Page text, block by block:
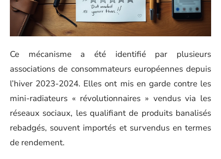
Ce mécanisme a été identifié par plusieurs
associations de consommateurs européennes depuis
l’hiver 2023-2024. Elles ont mis en garde contre les
mini-radiateurs « révolutionnaires » vendus via les
réseaux sociaux, les qualifiant de produits banalisés
rebadgés, souvent importés et survendus en termes
de rendement.